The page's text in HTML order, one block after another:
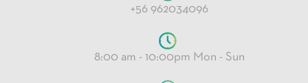
+56 962034096
8:00 am - 10:00pm Mon - Sun